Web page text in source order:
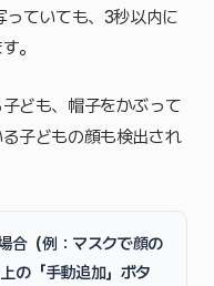
ていても、3秒以内に
。
ども、帽子をかぶって
子どもの顔も検出され
合（例：マスクで顔の
の「手動追加」 ボタ